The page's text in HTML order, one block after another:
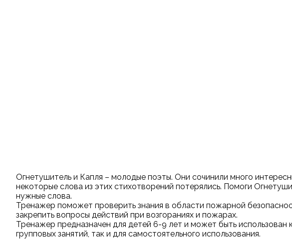
Огнетушитель и Капля – молодые поэты. Они сочинили много
некоторые слова из этих стихотворений потерялись. Помоги
нужные слова.
Тренажер поможет проверить знания в области пожарной
закрепить вопросы действий при возгораниях и пожарах.
Тренажер предназначен для детей 6-9 лет и может быть использован
групповых занятий, так и для самостоятельного использования.